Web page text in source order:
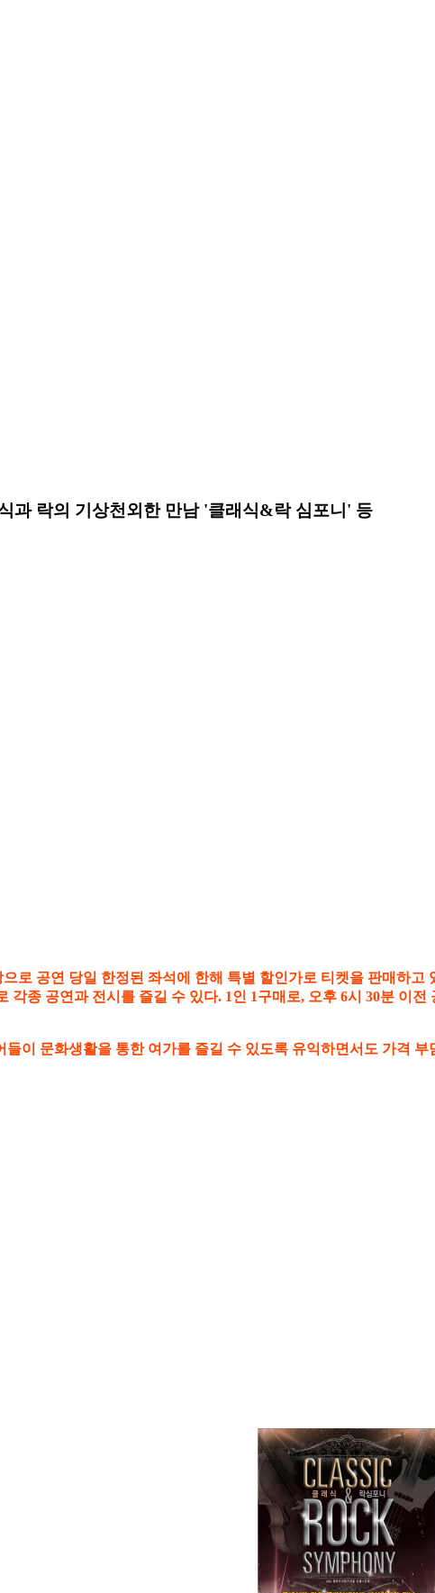
과 락의 기상천외한 만남 '클래식&락 심포니' 등
로 공연 당일 한정된 좌석에 한해 특별 할인가로 티켓을 판매하
각종 공연과 전시를 즐길 수 있다. 1인 1구매로, 오후 6시 30분 이
들이 문화생활을 통한 여가를 즐길 수 있도록 유익하면서도 가격